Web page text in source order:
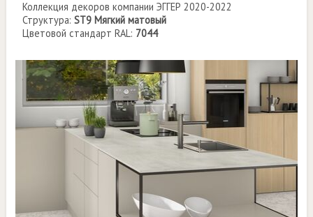
Коллекция декоров компании ЭГГЕР 2020-2022
Структура:ST9 Мягкий матовый
Цветовой стандарт RAL: 7044